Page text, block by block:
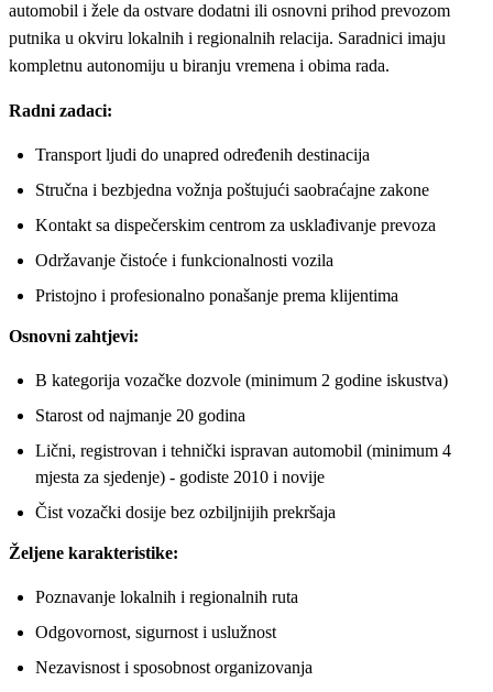
automobil i žele da ostvare dodatni ili osnovni prihod prevozom
putnika u okviru lokalnih i regionalnih relacija. Saradnici imaju
kompletnu autonomiju u biranju vremena i obima rada.
Radni zadaci:
Transport ljudi do unapred određenih destinacija
Stručna i bezbjedna vožnja poštujući saobraćajne zakone
Kontakt sa dispečerskim centrom za usklađivanje prevoza
Održavanje čistoće i funkcionalnosti vozila
Pristojno i profesionalno ponašanje prema klijentima
Osnovni zahtjevi:
B kategorija vozačke dozvole (minimum 2 godine iskustva)
Starost od najmanje 20 godina
Lični, registrovan i tehnički ispravan automobil (minimum 4
mjesta za sjedenje) - godiste 2010 i novije
Čist vozački dosije bez ozbiljnijih prekršaja
Željene karakteristike:
Poznavanje lokalnih i regionalnih ruta
Odgovornost, sigurnost i uslužnost
Nezavisnost i sposobnost organizovanja